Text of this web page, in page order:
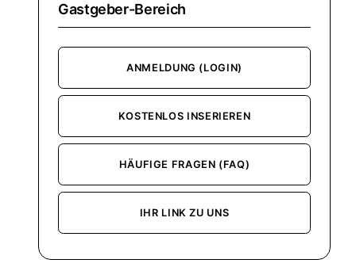
Gastgeber-Bereich
ANMELDUNG (LOGIN)
KOSTENLOS INSERIEREN
HÄUFIGE FRAGEN (FAQ)
IHR LINK ZU UNS